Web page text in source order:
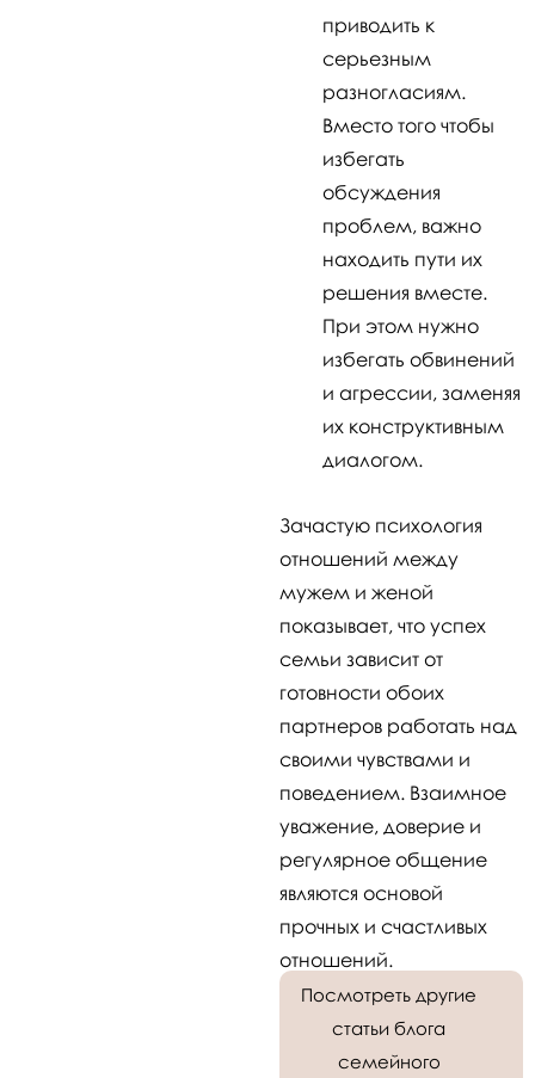
приводить к
серьезным
разногласиям.
Вместо того чтобы
избегать
обсуждения
проблем, важно
находить пути их
решения вместе.
При этом нужно
избегать обвинений
и агрессии, заменяя
их конструктивным
диалогом.
Зачастую психология
отношений между
мужем и женой
показывает, что успех
семьи зависит от
готовности обоих
партнеров работать над
своими чувствами и
поведением. Взаимное
уважение, доверие и
регулярное общение
являются основой
прочных и счастливых
отношений.
Посмотреть другие
статьи блога
семейного